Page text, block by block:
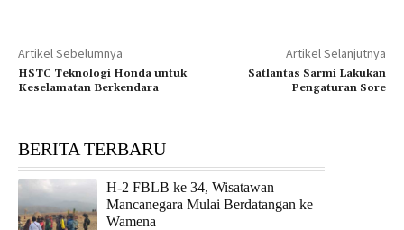
Artikel Sebelumnya
HSTC Teknologi Honda untuk
Keselamatan Berkendara
Artikel Selanjutnya
Satlantas Sarmi Lakukan
Pengaturan Sore
BERITA TERBARU
H-2 FBLB ke 34, Wisatawan
Mancanegara Mulai Berdatangan ke
Wamena